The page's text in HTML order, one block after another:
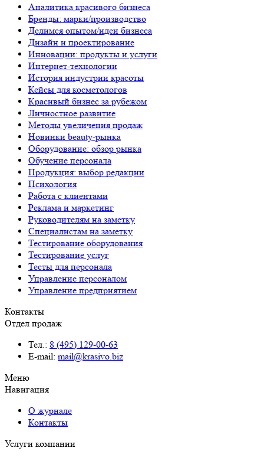
Аналитика красивого бизнеса
Бренды: марки/производство
Делимся опытом/идеи бизнеса
Дизайн и проектирование
Инновации: продукты и услуги
Интернет-технологии
История индустрии красоты
Кейсы для косметологов
Красивый бизнес за рубежом
Личностное развитие
Методы увеличения продаж
Новинки beauty-рынка
Оборудование: обзор рынка
Обучение персонала
Продукция: выбор редакции
Психология
Работа с клиентами
Реклама и маркетинг
Руководителям на заметку
Специалистам на заметку
Тестирование оборудования
Тестирование услуг
Тесты для персонала
Управление персоналом
Управление предприятием
Контакты
Отдел продаж
Тел.: 8 (495) 129-00-63
E-mail: mail@krasivo.biz
Меню
Навигация
О журнале
Контакты
Услуги компании